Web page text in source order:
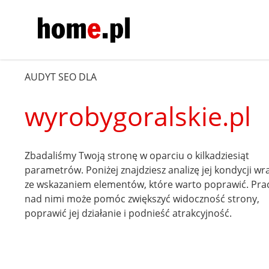
AUDYT SEO DLA
wyrobygoralskie.pl
Zbadaliśmy Twoją stronę w oparciu o kilkadziesiąt
parametrów. Poniżej znajdziesz analizę jej kondycji
ze wskazaniem elementów, które warto poprawić.
nad nimi może pomóc zwiększyć widoczność strony,
poprawić jej działanie i podnieść atrakcyjność.